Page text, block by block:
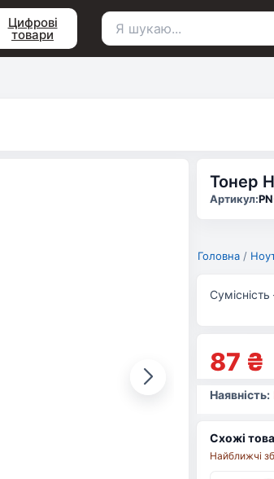
Цифрові
товари
Пошук
Тонер
Артикул:
Головна /
87 ₴
Наявність:
Схожі
Найближчі